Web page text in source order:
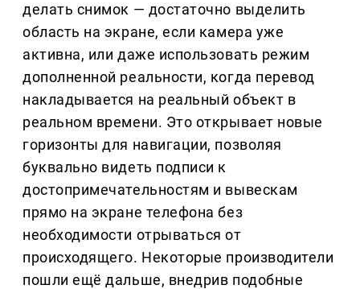
делать снимок — достаточно выделить
область на экране, если камера уже
активна, или даже использовать режим
дополненной реальности, когда перевод
накладывается на реальный объект в
реальном времени. Это открывает новые
горизонты для навигации, позволяя
буквально видеть подписи к
достопримечательностям и вывескам
прямо на экране телефона без
необходимости отрываться от
происходящего. Некоторые производители
пошли ещё дальше, внедрив подобные